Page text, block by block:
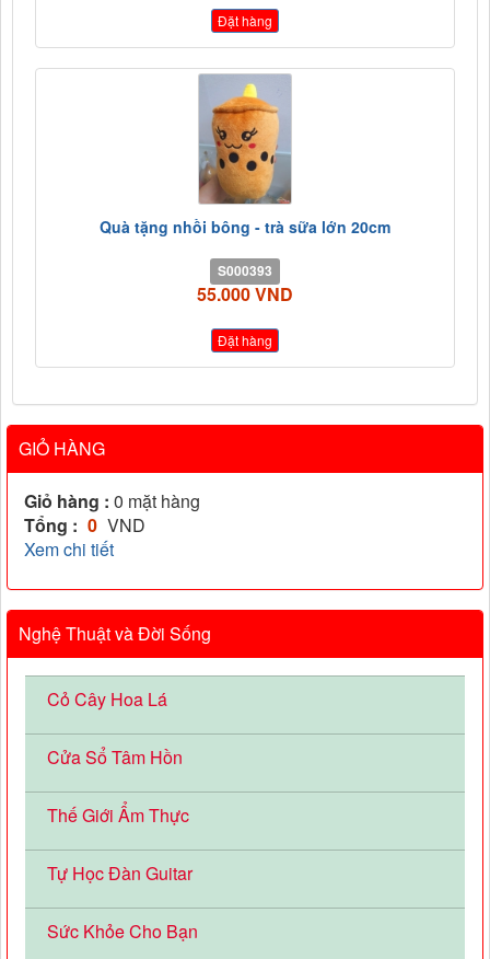
Đặt hàng
Quà tặng nhồi bông - trà sữa lớn 20cm
S000393
55.000 VND
Đặt hàng
GIỎ HÀNG
Giỏ hàng : 0 mặt hàng
Tổng : 0 VND
Xem chi tiết
Nghệ Thuật và Đời Sống
Cỏ Cây Hoa Lá
Cửa Sổ Tâm Hồn
Thế Giới Ẩm Thực
Tự Học Đàn Guitar
Sức Khỏe Cho Bạn